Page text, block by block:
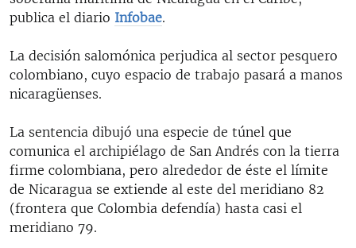
publica el diario Infobae.
La decisión salomónica perjudica al sector pesquero
colombiano, cuyo espacio de trabajo pasará a manos
nicaragüenses.
La sentencia dibujó una especie de túnel que
comunica el archipiélago de San Andrés con la tierra
firme colombiana, pero alrededor de éste el límite
de Nicaragua se extiende al este del meridiano 82
(frontera que Colombia defendía) hasta casi el
meridiano 79.